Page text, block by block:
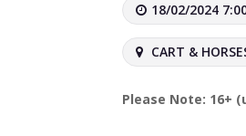
18/02/2024
CART &
Please Note: 16+